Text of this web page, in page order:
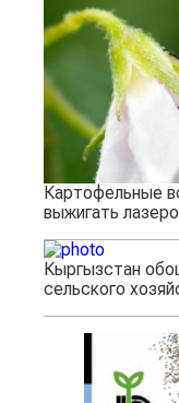
Картофельные
выжигать
Кыргызстан
сельского